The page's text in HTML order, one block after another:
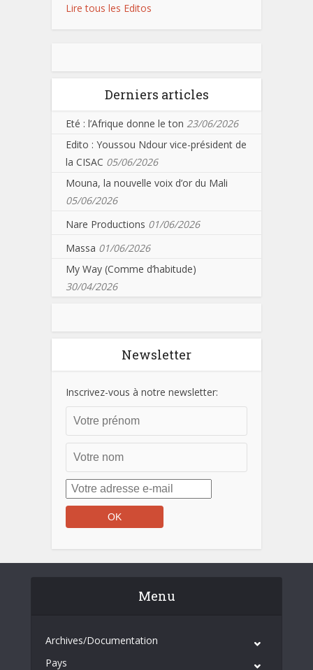
Lire tous les Editos
Derniers articles
Eté : l’Afrique donne le ton 23/06/2026
Edito : Youssou Ndour vice-président de
la CISAC 05/06/2026
Mouna, la nouvelle voix d’or du Mali
05/06/2026
Nare Productions 01/06/2026
Massa 01/06/2026
My Way (Comme d’habitude)
30/04/2026
Newsletter
Inscrivez-vous à notre newsletter:
Menu
Archives/Documentation
Pays